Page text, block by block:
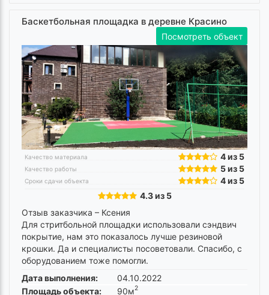
Баскетбольная площадка в деревне Красино
Посмотреть объект
Качество материала 4 из 5
Качество работы 5 из 5
Сроки сдачи объекта
4 из 5
4.3 из 5
Отзыв заказчика – Ксения
Для стритбольной площадки использовали сэндвич
покрытие, нам это показалось лучше резиновой
крошки. Да и специалисты посоветовали. Спасибо, с
оборудованием тоже помогли.
Дата выполнения:
04.10.2022
Площадь объекта:
90м2